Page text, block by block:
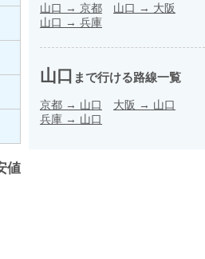
値
山口 → 京都 山口 → 大阪
山口 → 兵庫
山口 まで行ける路線一覧
京都 → 山口 大阪 → 山口
兵庫 → 山口